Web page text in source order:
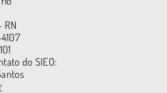
RN
do SIEO: